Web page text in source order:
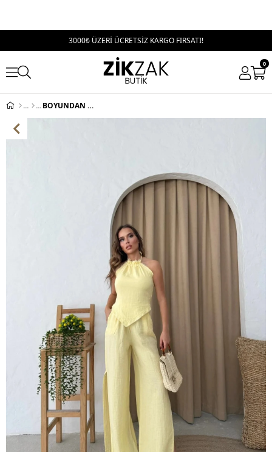
3000₺ ÜZERİ ÜCRETSİZ KARGO FIRSATI!
0
BOYUNDAN BAĞLAMALI ASİMETRİK DETAY BLUZ VE PANTOLON YIRTMAÇLIKETEN İKİLİ TAKIM SARI